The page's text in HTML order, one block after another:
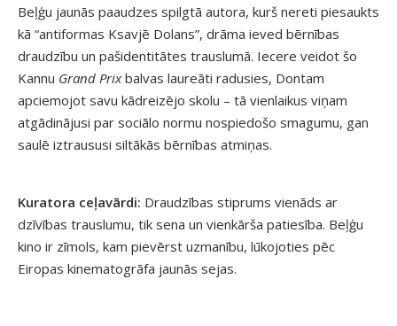
Beļģu jaunās paaudzes spilgtā autora, kurš nereti piesaukts
kā “antiformas Ksavjē Dolans”, drāma ieved bērnības
draudzību un pašidentitātes trauslumā. Iecere veidot šo
Kannu Grand Prixbalvas laureāti radusies, Dontam
apciemojot savu kādreizējo skolu – tā vienlaikus viņam
atgādinājusi par sociālo normu nospiedošo smagumu, gan
saulē iztraususi siltākās bērnības atmiņas.
Kuratora ceļavārdi: Draudzības stiprums vienāds ar
dzīvības trauslumu, tik sena un vienkārša patiesība. Beļģu
kino ir zīmols, kam pievērst uzmanību, lūkojoties pēc
Eiropas kinematogrāfa jaunās sejas.